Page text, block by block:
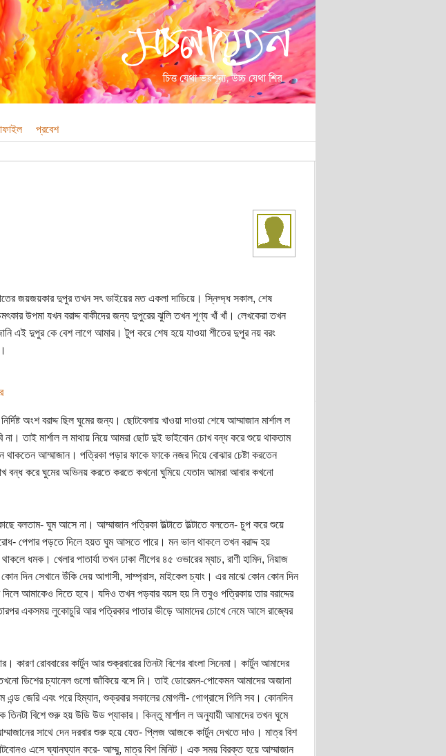
প্রবেশ
জয়জয়কার দুপুর তখন সৎ ভাইয়ের মত একলা দাডিয়ে। স্নিগ্দ্ধ সকাল, শেষ
উপমা যখন বরাদ্দ বাকীদের জন্য দুপুরের ঝুলি তখন শূণ্য খাঁ খাঁ। লেখকেরা তখন
এই দুপুর কে বেশ লাগে আমার। টুপ করে শেষ হয়ে যাওয়া শীতের দুপুর নয় বরং
অংশ বরাদ্দ ছিল ঘুমের জন্য। ছোটবেলায় খাওয়া দাওয়া শেষে আম্মাজান মার্শাল ল
না। তাই মার্শাল ল মাথায় নিয়ে আমরা ছোট দুই ভাইবোন চোখ বন্ধ করে শুয়ে থাকতাম
থাকতেন আম্মাজান। পত্রিকা পড়ার ফাকে ফাকে নজর দিয়ে বোঝার চেষ্টা করতেন
বন্ধ করে ঘুমের অভিনয় করতে করতে কখনো ঘুমিয়ে যেতাম আমরা আবার কখনো
বলতাম- ঘুম আসে না। আম্মাজান পত্রিকা উল্টাতে উল্টাতে বলতেন- চুপ করে শুয়ে
পেপার পড়তে দিলে হয়ত ঘুম আসতে পারে। মন ভাল থাকলে তখন বরাদ্দ হয়
ধমক। খেলার পাতার্যা তখন ঢাকা লীগের ৪৫ ওভারের ম্যাচ, রাণী হামিদ, নিয়াজ
দিন সেখানে উঁকি দেয় আগাসী, সাম্প্রাস, মাইকেল চ্যাং। এর মাঝে কোন কোন দিন
আমাকেও দিতে হবে। যদিও তখন পড়বার বয়স হয় নি তবুও পত্রিকায় তার বরাদ্দের
একসময় লুকোচুরি আর পত্রিকার পাতার ভীড়ে আমাদের চোখে নেমে আসে রাজ্যের
রোববারের কার্টুন আর শুক্রবারের তিনটা বিশের বাংলা সিনেমা। কার্টুন আমাদের
ডিশের চ্যানেল গুলো জাঁকিয়ে বসে নি। তাই ডোরেমন-পোকেমন আমাদের অজানা
এন্ড জেরি এবং পরে হিম্যান, শুক্রবার সকালের মোগলী- গোগ্রাসে গিলি সব। কোনদিন
তিনটা বিশে শুরু হয় উডি উড প্যাকার। কিন্তু মার্শাল ল অনুযায়ী আমাদের তখন ঘুমে
সাথে দেন দরবার শুরু হয়ে যেত- প্লিজ আজকে কার্টুন দেখতে দাও। মাত্র বিশ
এসে ঘ্যানঘ্যান করে- আম্মু, মাত্র বিশ মিনিট। এক সময় বিরক্ত হয়ে আম্মাজান